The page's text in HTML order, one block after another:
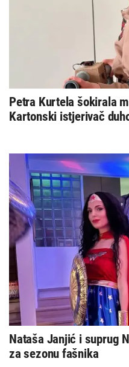
Petra Kurtela šokirala
Kartonski istjerivač
Nataša Janjić i suprug
za sezonu fašnika